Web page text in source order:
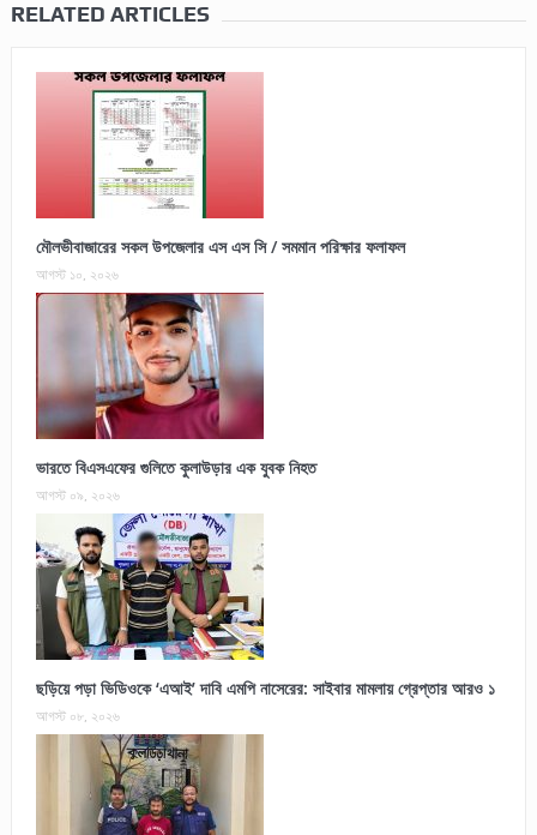
RELATED ARTICLES
মৌলভীবাজারের সকল উপজেলার এস এস সি / সমমান পরিক্ষার ফলাফল
আগস্ট ১০, ২০২৬
ভারতে বিএসএফের গুলিতে কুলাউড়ার এক যুবক নিহত
আগস্ট ০৯, ২০২৬
ছড়িয়ে পড়া ভিডিওকে ‘এআই’ দাবি এমপি নাসেরের: সাইবার মামলায় গ্রেপ্তার আরও ১
আগস্ট ০৮, ২০২৬